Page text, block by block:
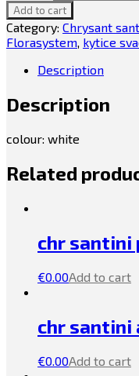
Add to cart
Category: Chrysant
Florasystem, kytice
Description
Description
colour: white
Related
chr santini
€0.00Add to cart
chr santini
€0.00Add to cart